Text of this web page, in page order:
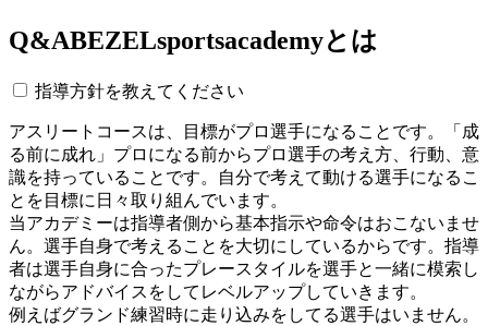
Q&ABEZELsportsacademyとは
指導方針を教えてください
アスリートコースは、目標がプロ選手になることです。「成
る前に成れ」プロになる前からプロ選手の考え方、行動、意
識を持っていることです。自分で考えて動ける選手になるこ
とを目標に日々取り組んでいます。
当アカデミーは指導者側から基本指示や命令はおこないませ
ん。選手自身で考えることを大切にしているからです。指導
者は選手自身に合ったプレースタイルを選手と一緒に模索し
ながらアドバイスをしてレベルアップしていきます。
例えばグランド練習時に走り込みをしてる選手はいません。